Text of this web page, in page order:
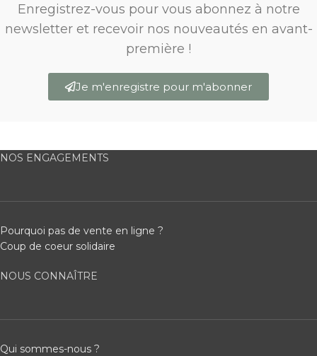
Enregistrez-vous pour vous abonnez à notre
newsletter et recevoir nos nouveautés en avant-
première !
Je m'enregistre pour m'abonner
NOS ENGAGEMENTS
Pourquoi pas de vente en ligne ?
Coup de coeur solidaire
NOUS CONNAÎTRE
Qui sommes-nous ?